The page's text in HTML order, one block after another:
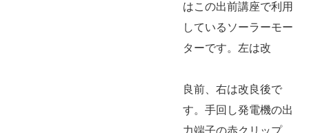
はこの出前講座で利用
しているソーラーモー
ターです。左は改
良前、右は改良後で
す。手回し発電機の出
力端子の赤クリップ